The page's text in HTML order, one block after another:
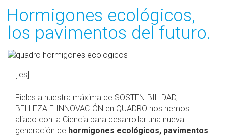
Hormigones ecológicos,
los pavimentos del futuro.
[:es]
Fieles a nuestra máxima de SOSTENIBILIDAD,
BELLEZA E INNOVACIÓN en QUADRO nos hemos
aliado con la Ciencia para desarrollar una nueva
generación de hormigones ecológicos, pavimentos